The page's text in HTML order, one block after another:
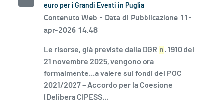
euro per i Grandi Eventi in Puglia
Contenuto Web - Data di Pubblicazione 11-
apr-2026 14.48
Le risorse, già previste dalla DGR n. 1910 del
21 novembre 2025, vengono ora
formalmente...a valere sui fondi del POC
2021/2027 – Accordo per la Coesione
(Delibera CIPESS...